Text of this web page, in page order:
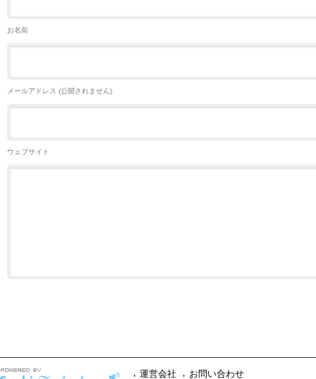
お名前
メールアドレス (公開されません)
ウェブサイト
運営会社 お問い合わせ